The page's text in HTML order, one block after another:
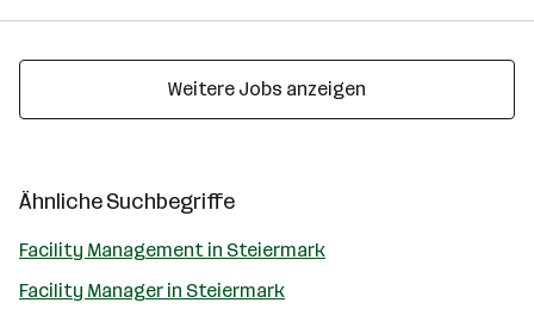
Weitere Jobs anzeigen
Ähnliche Suchbegriffe
Facility Management in Steiermark
Facility Manager in Steiermark